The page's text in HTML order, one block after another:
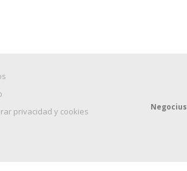
privacidad y cookies
Negocius